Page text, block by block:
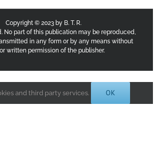
Copyright © 2023 by B. T. R.
No part of this publication may be reproduced,
in any form or by any means without
written permission of the publisher.
and third party services. OK